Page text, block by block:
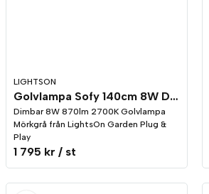
LIGHTSON
Golvlampa Sofy 140cm 8W Dim LightsOn Garden Plug & Play
Dimbar 8W 870lm 2700K Golvlampa
Mörkgrå från LightsOn Garden Plug &
Play
1 795 kr / st